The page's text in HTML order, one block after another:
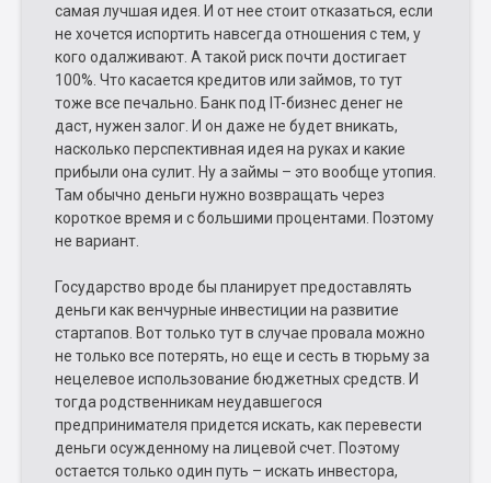
самая лучшая идея. И от нее стоит отказаться, если
не хочется испортить навсегда отношения с тем, у
кого одалживают. А такой риск почти достигает
100%. Что касается кредитов или займов, то тут
тоже все печально. Банк под IT-бизнес денег не
даст, нужен залог. И он даже не будет вникать,
насколько перспективная идея на руках и какие
прибыли она сулит. Ну а займы – это вообще утопия.
Там обычно деньги нужно возвращать через
короткое время и с большими процентами. Поэтому
не вариант.
Государство вроде бы планирует предоставлять
деньги как венчурные инвестиции на развитие
стартапов. Вот только тут в случае провала можно
не только все потерять, но еще и сесть в тюрьму за
нецелевое использование бюджетных средств. И
тогда родственникам неудавшегося
предпринимателя придется искать, как перевести
деньги осужденному на лицевой счет. Поэтому
остается только один путь – искать инвестора,